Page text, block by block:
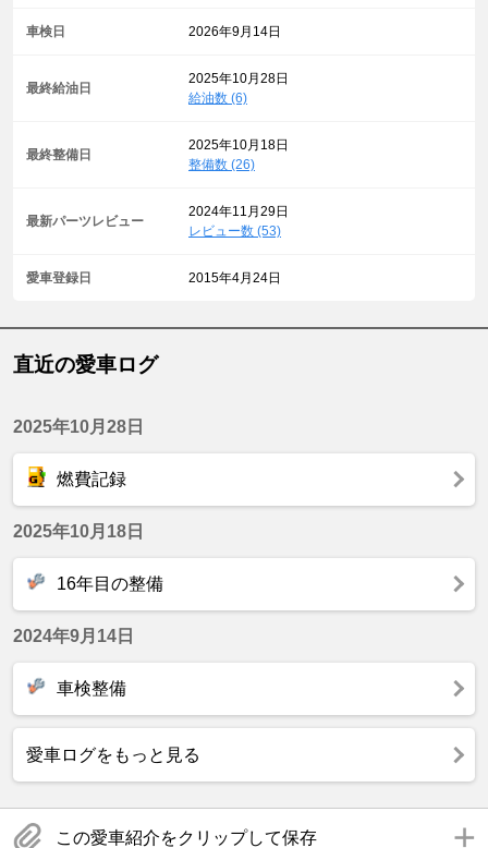
車検日 2026年9月14日
最終給油日
2025年10月28日
給油数 (6)
最終整備日
2025年10月18日
整備数 (26)
最新パーツレビュー
2024年11月29日
レビュー数 (53)
愛車登録日 2015年4月24日
直近の愛車ログ
2025年10月28日
燃費記録
2025年10月18日
16年目の整備
2024年9月14日
車検整備
愛車ログをもっと見る
この愛車紹介をクリップして保存